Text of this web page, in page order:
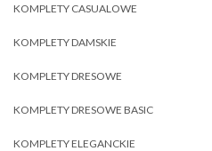
KOMPLETY CASUALOWE
KOMPLETY DAMSKIE
KOMPLETY DRESOWE
KOMPLETY DRESOWE BASIC
KOMPLETY ELEGANCKIE